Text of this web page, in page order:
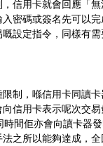
信用卡就會回應「
密碼或簽名先可以
設定指令，同樣有
制，喺信用卡同讀
信用卡表示呢次交
間佢亦會向讀卡器
之所以能夠達成，